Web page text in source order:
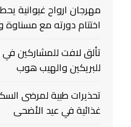
مهرجان ارواح غيوانية
اختتام دورته مع مسناوة
تألق لافت للمشاركين
للبريكين والهيب هوب
تحذيرات طبية لمرضى
غذائية في عيد الأضحى